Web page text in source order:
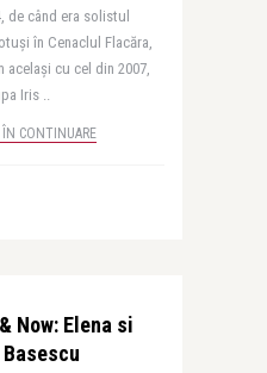
de când era solistul
în Cenaclul Flacăra,
același cu cel din 2007,
Iris ..
ÎN CONTINUARE
Now: Elena si